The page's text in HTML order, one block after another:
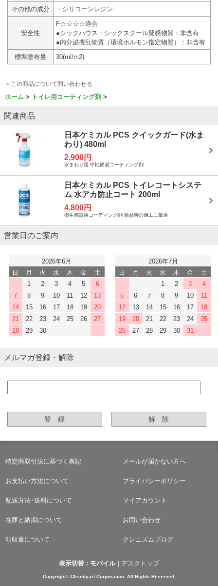
その他の成分
・シリコーンレジン
安全性
F☆☆☆☆適合
●シックハウス・シックスクール疑惑物質：非含有
●内分泌攪乱物質（環境ホルモン指定物質）：非含有
標準塗布量
30(ml/m2)
＞この商品について問い合わせる
ホーム トイレ用コーティング剤
関連商品
日本ケミカル PCS クイックガード(水ま
わり) 480ml
2,900円
水まわり用 中性簡易コーティング剤
日本ケミカル PCS トイレコートシステ
ム 水アカ防止コート 200ml
4,800円
衛生陶器用コーティング剤 新品時の施工に最適
営業日のご案内
2026年6月
日
月 火 水 木 金
土
1
2 3 4 5
6
7
8 9 10 11 12
13
14
15 16 17 18 19
20
21
22 23 24 25 26
27
28
29 30
2026年7月
日
月 火 水 木 金
土
1
2 3
4
5
6 7 8 9 10
11
12
13 14 15 16 17
18
19
20 21 22 23 24
25
26
27 28 29 30 31
メルマガ登録・解除
特定商取引法に基づく表記 メールが届かない方へ
お支払い方法について プライバシーポリシー
配送方法･送料について マイアカウント
在庫と納期について お問い合わせ
領収書について クレニズムブログ
表示切替 : モバイル| デスクトップ
Copyright© Cleanlyart Corporation. All Rights Reserved.